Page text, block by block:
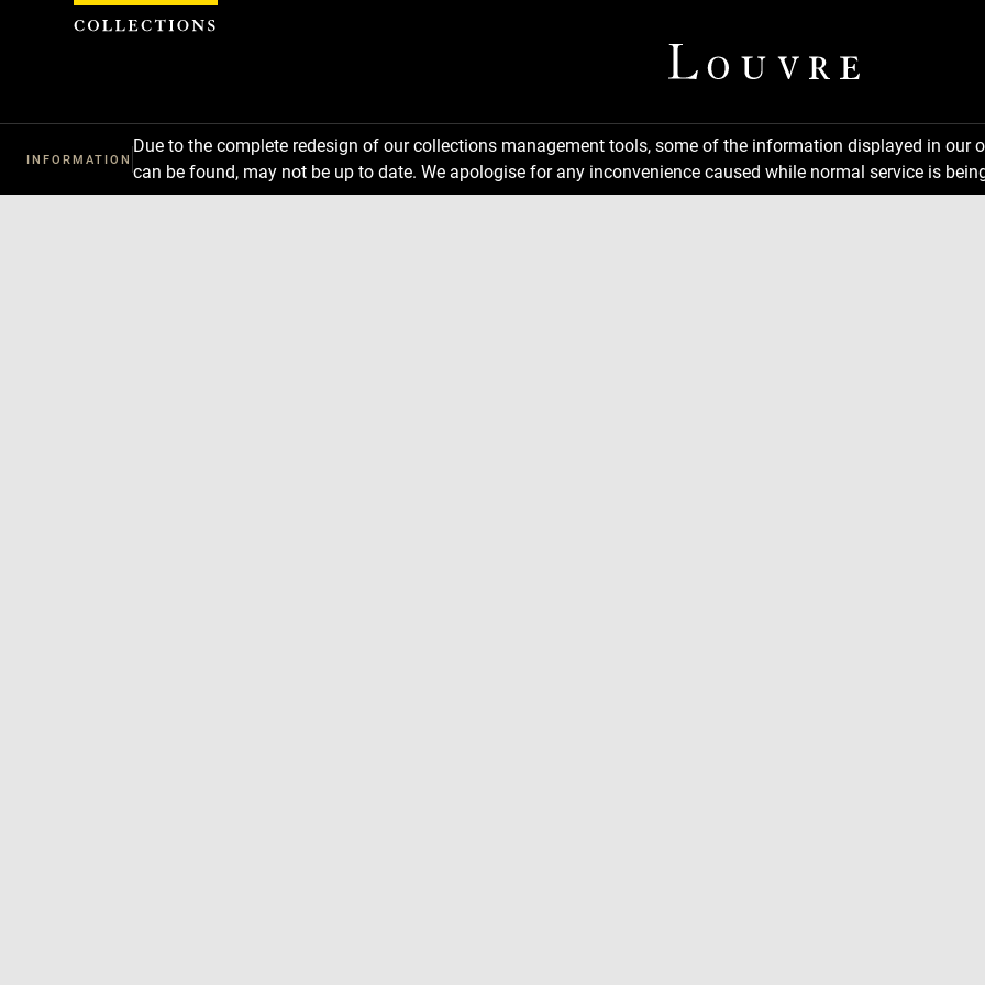
INFORMATION
Due to the complete redesign of our collections management tools, some of the information displayed in
can be found, may not be up to date. We apologise for any inconvenience caused while normal service is
Cookies management panel